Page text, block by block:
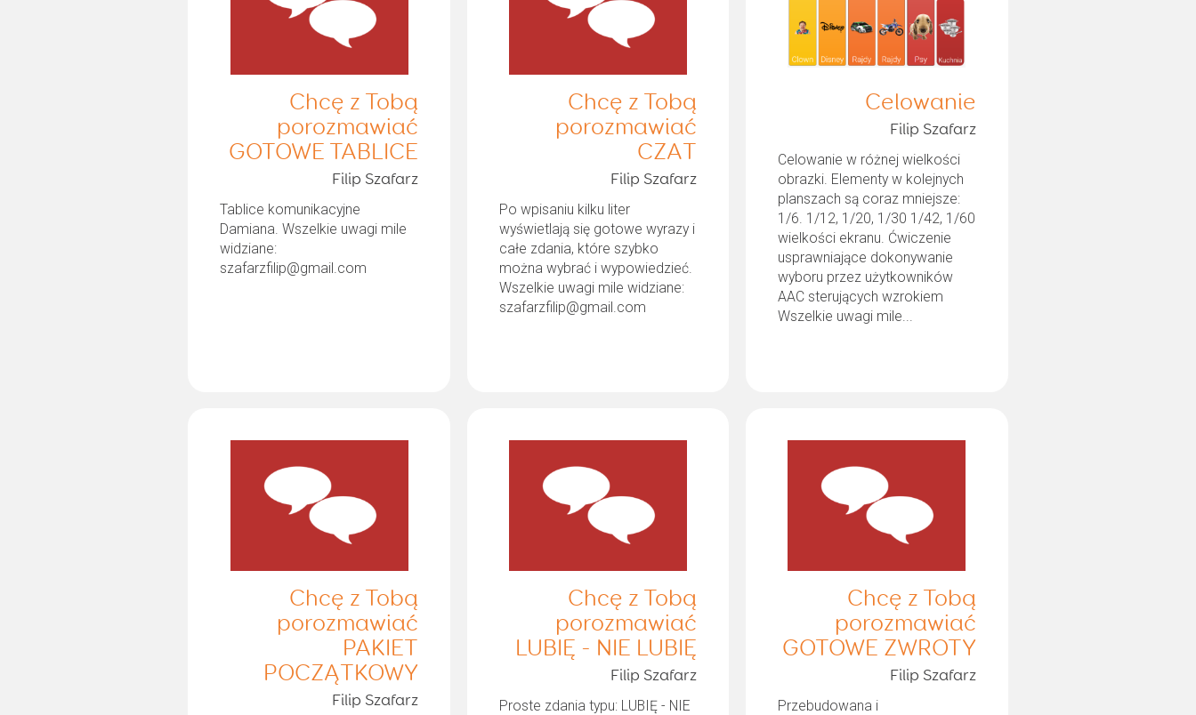
Celowanie
Filip Szafarz
Celowanie w różnej wielkości
obrazki. Elementy w kolejnych
planszach są coraz mniejsze:
1/6. 1/12, 1/20, 1/30 1/42, 1/60
wielkości ekranu. Ćwiczenie
usprawniające dokonywanie
wyboru przez użytkowników
AAC sterujących wzrokiem
Wszelkie uwagi mile...
Chcę z Tobą
porozmawiać
CZAT
Filip Szafarz
Po wpisaniu kilku liter
wyświetlają się gotowe wyrazy i
całe zdania, które szybko
można wybrać i wypowiedzieć.
Wszelkie uwagi mile widziane:
szafarzfilip@gmail.com
Chcę z Tobą
porozmawiać
GOTOWE TABLICE
Filip Szafarz
Tablice komunikacyjne
Damiana. Wszelkie uwagi mile
widziane:
szafarzfilip@gmail.com
Chcę z Tobą
porozmawiać
GOTOWE ZWROTY
Filip Szafarz
Przebudowana i
Chcę z Tobą
porozmawiać
LUBIĘ - NIE LUBIĘ
Filip Szafarz
Proste zdania typu: LUBIĘ - NIE
Chcę z Tobą
porozmawiać
PAKIET
POCZĄTKOWY
Filip Szafarz